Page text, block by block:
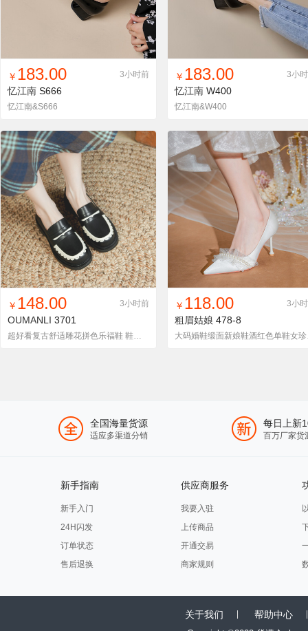
找同款 加入铺货单 收藏
￥ 183.00 3小时前
忆江南 S666
忆江南&S666
找同款 加入铺货单 收藏
￥ 183.00 3小
忆江南 W400
忆江南&W400
找同款 加入铺货单 收藏
￥ 148.00 3小时前
OUMANLI 3701
超好看复古舒适雕花拼色乐福鞋 鞋底轻软糯~~~~
找同款 加入铺货单 收藏
￥ 118.00 3小
粗眉姑娘 478-8
大码
全国海量货源
适应多渠道分销
每日上新
百万厂家货
新手指南
新手入门
24H闪发
订单状态
售后退换
供应商服务
我要入驻
上传商品
开通交易
商家规则
关于我们 帮助中心